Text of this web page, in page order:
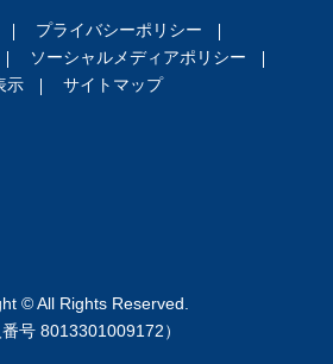
プライバシーポリシー
ソーシャルメディアポリシー
示
サイトマップ
© All Rights Reserved.
番号 8013301009172）